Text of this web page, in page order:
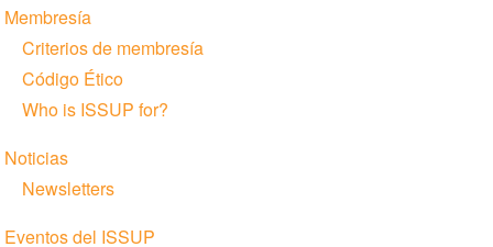
Membresía
Criterios de membresía
Código Ético
Who is ISSUP for?
Noticias
Newsletters
Eventos del ISSUP